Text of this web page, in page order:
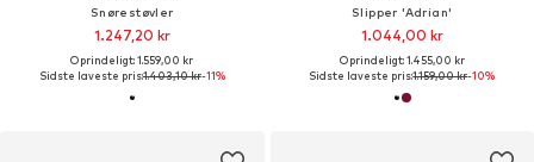
Snørestøvler
1.247,20 kr
Oprindeligt: 1.559,00 kr
Sidste laveste pris:1.403,10 kr-11%
Slipper 'Adrian'
1.044,00 kr
Oprindeligt: 1.455,00 kr
Sidste laveste pris:1.159,00 kr-10%